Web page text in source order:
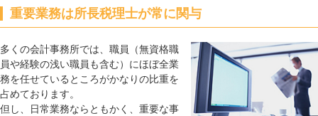
重要業務は所長税理士が常に関与
多くの会計事務所では、職員（無資格職
員や経験の浅い職員も含む）にほぼ全業
務を任せているところがかなりの比重を
占めております。
但し、日常業務ならともかく、重要な事